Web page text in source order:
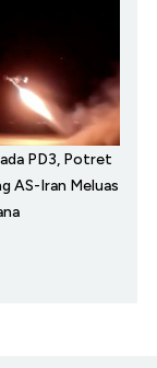
PD3, Potret
AS-Iran Meluas